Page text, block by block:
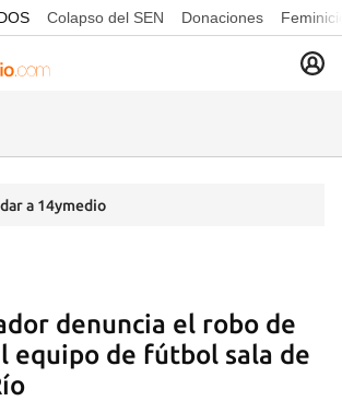
Colapso del SEN Donaciones
a 14ymedio
denuncia el robo de
equipo de fútbol sala de